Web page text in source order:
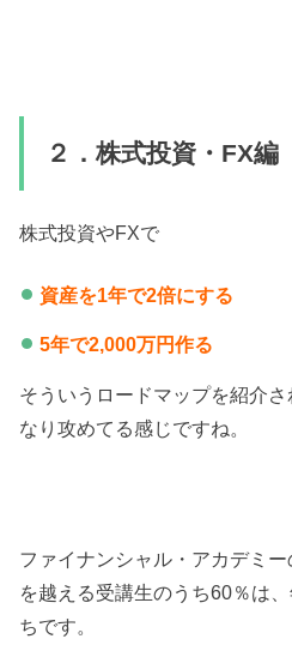
２．株式投資・FX編
株式投資やFXで
資産を1年で2倍にする
5年で2,000万円作る
そういうロードマップを紹介
なり攻めてる感じですね。
ファイナンシャル・アカデミ
を越える受講生のうち60％は
ちです。